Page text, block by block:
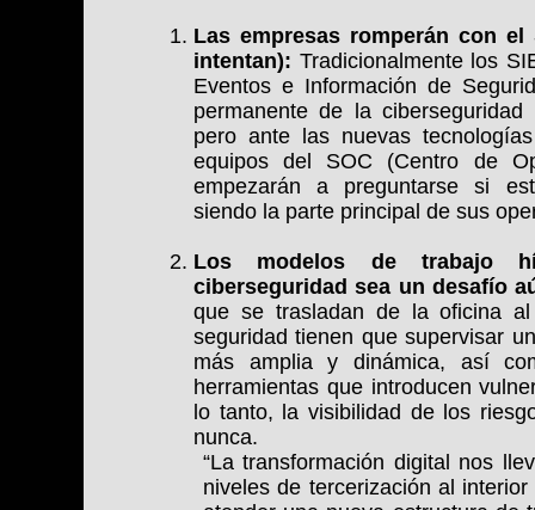
Las empresas romperán con
intentan): Tradicionalmente los
Eventos e Información de
permanente de la
pero ante las nuevas
equipos del SOC (Centro de
empezarán a preguntarse si
siendo la parte principal de sus
Los modelos de trabajo
ciberseguridad sea un desafío
que se trasladan de la oficina
seguridad tienen que supervisar
más amplia y dinámica, así
herramientas que introducen
lo tanto, la visibilidad de los
nunca.
“La transformación digital nos
niveles de tercerización al